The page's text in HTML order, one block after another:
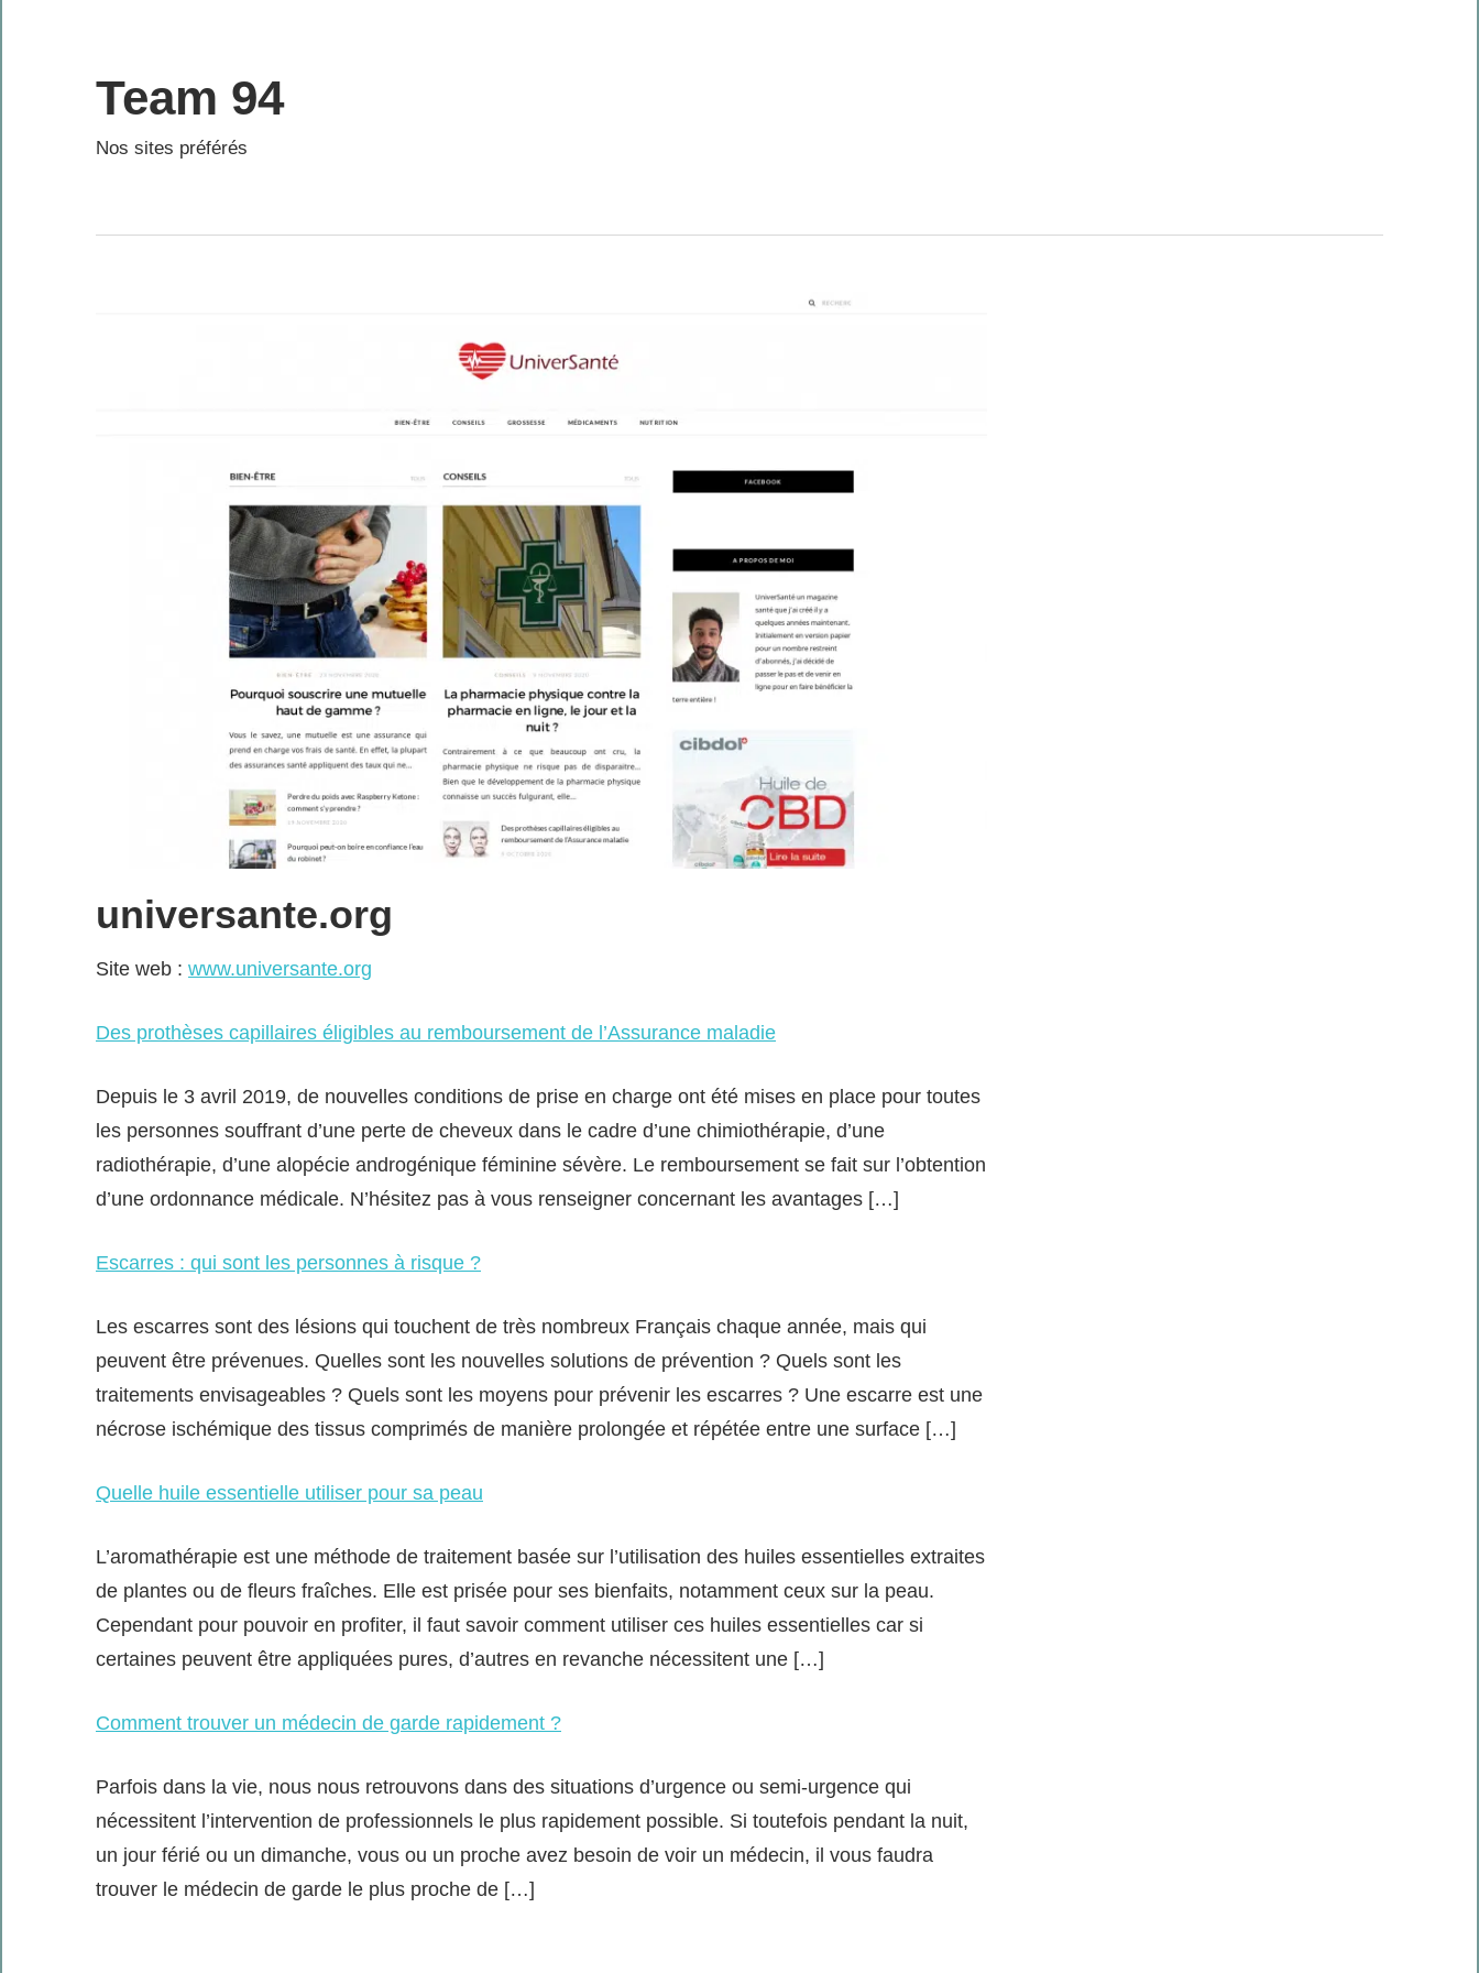
content
Team 94
Nos sites préférés
universante.org
Site web : www.universante.org
Des prothèses capillaires éligibles au remboursement de l’Assurance maladie
Depuis le 3 avril 2019, de nouvelles conditions de prise en charge ont été mises en place pour toutes
les personnes souffrant d’une perte de cheveux dans le cadre d’une chimiothérapie, d’une
radiothérapie, d’une alopécie androgénique féminine sévère. Le remboursement se fait sur l’obtention
d’une ordonnance médicale. N’hésitez pas à vous renseigner concernant les avantages […]
Escarres : qui sont les personnes à risque ?
Les escarres sont des lésions qui touchent de très nombreux Français chaque année, mais qui
peuvent être prévenues. Quelles sont les nouvelles solutions de prévention ? Quels sont les
traitements envisageables ? Quels sont les moyens pour prévenir les escarres ? Une escarre est une
nécrose ischémique des tissus comprimés de manière prolongée et répétée entre une surface […]
Quelle huile essentielle utiliser pour sa peau
L’aromathérapie est une méthode de traitement basée sur l’utilisation des huiles essentielles extraites
de plantes ou de fleurs fraîches. Elle est prisée pour ses bienfaits, notamment ceux sur la peau.
Cependant pour pouvoir en profiter, il faut savoir comment utiliser ces huiles essentielles car si
certaines peuvent être appliquées pures, d’autres en revanche nécessitent une […]
Comment trouver un médecin de garde rapidement ?
Parfois dans la vie, nous nous retrouvons dans des situations d’urgence ou semi-urgence qui
nécessitent l’intervention de professionnels le plus rapidement possible. Si toutefois pendant la nuit,
un jour férié ou un dimanche, vous ou un proche avez besoin de voir un médecin, il vous faudra
trouver le médecin de garde le plus proche de […]